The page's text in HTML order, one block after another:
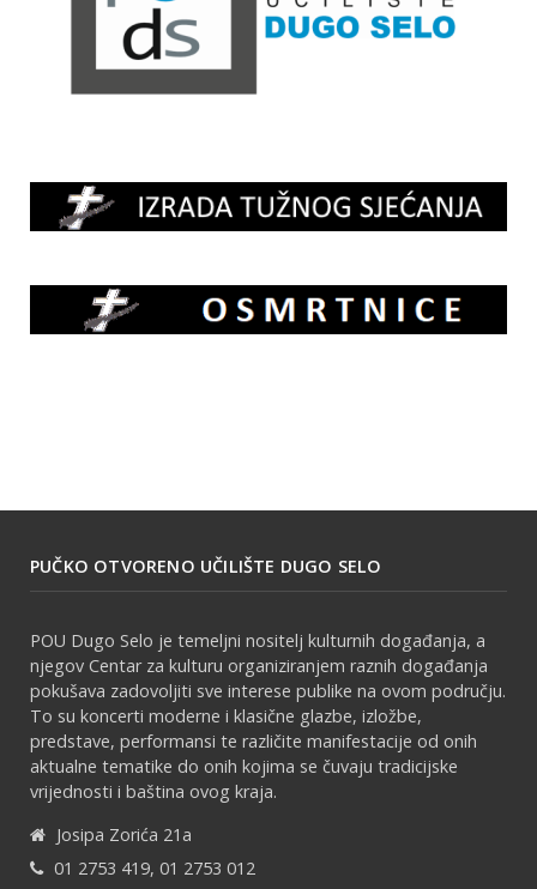
PUČKO OTVORENO UČILIŠTE DUGO SELO
POU Dugo Selo je temeljni nositelj kulturnih događanja, a
njegov Centar za kulturu organiziranjem raznih događanja
pokušava zadovoljiti sve interese publike na ovom području.
To su koncerti moderne i klasične glazbe, izložbe,
predstave, performansi te različite manifestacije od onih
aktualne tematike do onih kojima se čuvaju tradicijske
vrijednosti i baština ovog kraja.
Josipa Zorića 21a
01 2753 419, 01 2753 012